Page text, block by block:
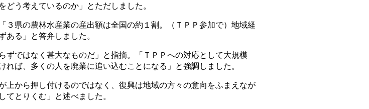
どう考えているのか」とただしました。
３県の農林水産業の産出額は全国の約１割。（ＴＰＰ参加で）地域経
ある」と答弁しました。
ずではなく甚大なものだ」と指摘。「ＴＰＰへの対応として大規模
れば、多くの人を廃業に追い込むことになる」と強調しました。
上から押し付けるのではなく、復興は地域の方々の意向をふまえなが
てとりくむ」と述べました。